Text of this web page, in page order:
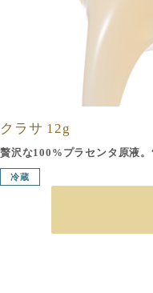
クラサ 12g
冷蔵